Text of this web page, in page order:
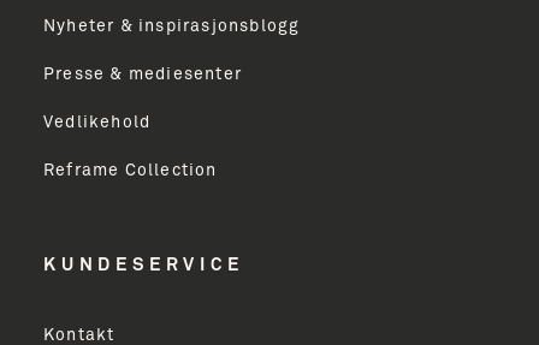
Nyheter & inspirasjonsblogg
Presse & mediesenter
Vedlikehold
Reframe Collection
KUNDESERVICE
Kontakt